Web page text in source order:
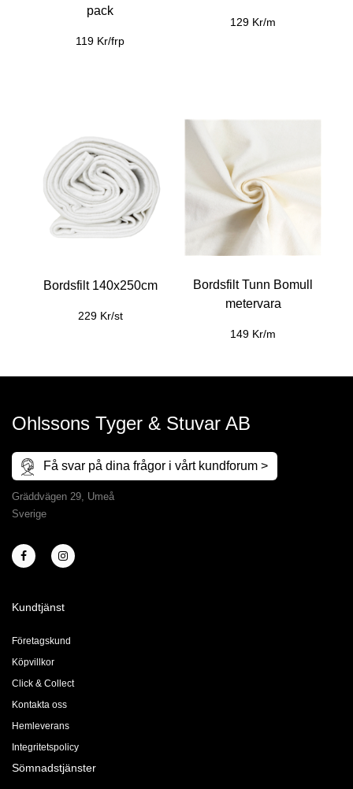
pack
119 Kr/frp
129 Kr/m
Bordsfilt 140x250cm
229 Kr/st
Bordsfilt Tunn Bomull
metervara
149 Kr/m
Ohlssons Tyger & Stuvar AB
Få svar på dina frågor i vårt kundforum >
Gräddvägen 29, Umeå
Sverige
Kundtjänst
Företagskund
Köpvillkor
Click & Collect
Kontakta oss
Hemleverans
Integritetspolicy
Sömnadstjänster